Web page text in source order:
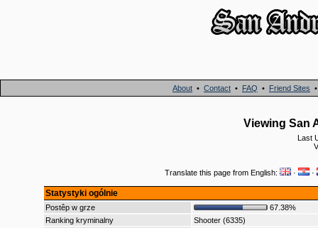
About • Contact • FAQ • Friend Sites
Viewing San
Last
Translate this page from English: · ·
Statystyki ogólnie
Postêp w grze
67.38%
Ranking kryminalny
Shooter (6335)